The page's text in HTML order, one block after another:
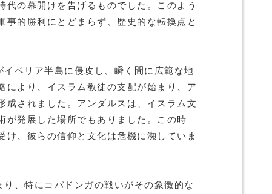
代の幕開けを告げるものでした。このよう
事的勝利にとどまらず、歴史的な転換点と
ベリア半島に侵攻し、瞬く間に広範な地
により、イスラム教徒の支配が始まり、ア
成されました。アンダルスは、イスラム文
が発展した場所でもありました。この時
け、彼らの信仰と文化は危機に瀕していま
、特にコバドンガの戦いがその象徴的な